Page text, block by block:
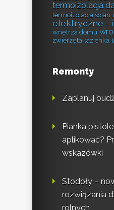
termoizolacja
termoizolacja ścian
elektryczne -
wnętrza domu
zwierzęta łazienka
Remonty
Zaplanuj
Pianka
aplikować?
wskazówki
Stodoły –
rozwiązania
rolnych